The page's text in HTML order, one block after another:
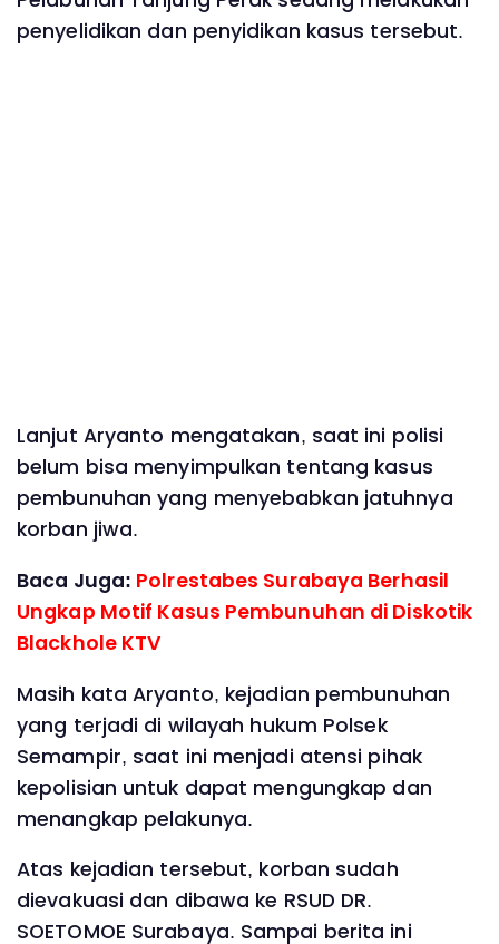
penyelidikan dan penyidikan kasus tersebut.
Lanjut Aryanto mengatakan, saat ini polisi
belum bisa menyimpulkan tentang kasus
pembunuhan yang menyebabkan jatuhnya
korban jiwa.
Baca Juga: Polrestabes Surabaya Berhasil
Ungkap Motif Kasus Pembunuhan di Diskotik
Blackhole KTV
Masih kata Aryanto, kejadian pembunuhan
yang terjadi di wilayah hukum Polsek
Semampir, saat ini menjadi atensi pihak
kepolisian untuk dapat mengungkap dan
menangkap pelakunya.
Atas kejadian tersebut, korban sudah
dievakuasi dan dibawa ke RSUD DR.
SOETOMOE Surabaya. Sampai berita ini